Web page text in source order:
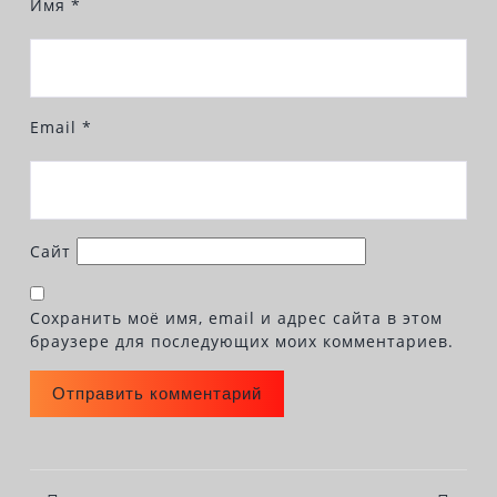
Имя *
Email *
Сайт
Сохранить моё имя, email и адрес сайта в этом
браузере для последующих моих комментариев.